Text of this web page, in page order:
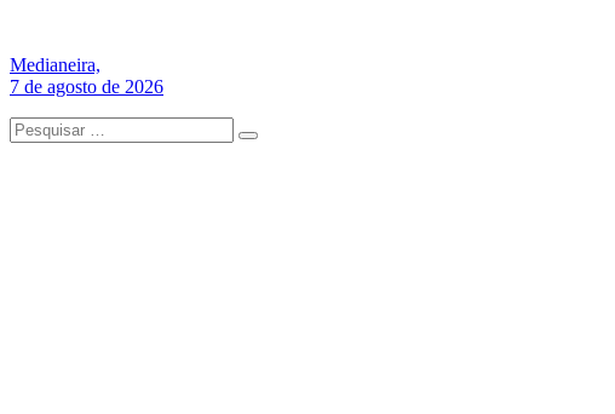
Medianeira,
7 de agosto de 2026